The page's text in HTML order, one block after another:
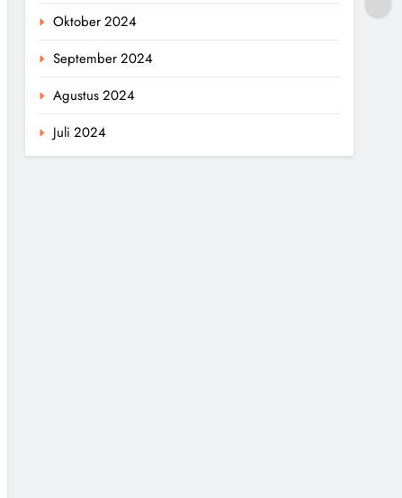
Oktober 2024
September 2024
Agustus 2024
Juli 2024